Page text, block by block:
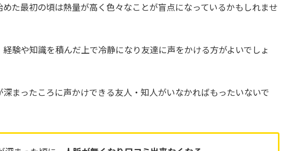
た最初の頃は熱量が高く色々なことが盲点になっているかもしれませ
験や知識を積んだ上で冷静になり友達に声をかける方がよいでしょ
まったころに声かけできる友人・知人がいなかればもったいないで